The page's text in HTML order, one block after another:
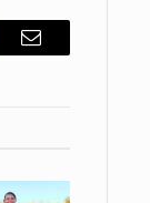
E-